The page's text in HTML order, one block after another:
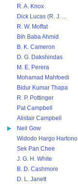
R. A. Knox
Dick Lucas (R. J. ...
R. W. Moffat
Bih Baba Ahmid
B. K. Cameron
D. G. Dakshindas
M. E. Perera
Mohamad Mahfoedi
Bidur Kumar Thapa
R. P. Pottinger
Pat Campbell
Alistair Campbell
Neil Gow
Widodo Hargo Hartono
Sek Pan Chee
J. G. H. White
B. D. Cashmore
D. L. Janett